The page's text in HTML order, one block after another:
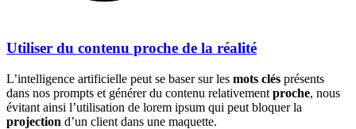
Utiliser du contenu proche de la réalité
L’intelligence artificielle peut se baser sur les mots clés présents
dans nos prompts et générer du contenu relativement proche, nous
évitant ainsi l’utilisation de lorem ipsum qui peut bloquer la
projection d’un client dans une maquette.